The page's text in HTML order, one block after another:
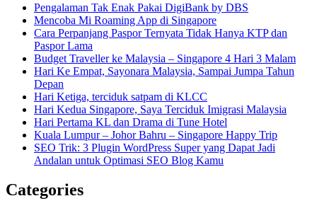
Pengalaman Tak Enak Pakai DigiBank by DBS
Mencoba Mi Roaming App di Singapore
Cara Perpanjang Paspor Ternyata Tidak Hanya KTP dan
Paspor Lama
Budget Traveller ke Malaysia – Singapore 4 Hari 3 Malam
Hari Ke Empat, Sayonara Malaysia, Sampai Jumpa Tahun
Depan
Hari Ketiga, terciduk satpam di KLCC
Hari Kedua Singapore, Saya Terciduk Imigrasi Malaysia
Hari Pertama KL dan Drama di Tune Hotel
Kuala Lumpur – Johor Bahru – Singapore Happy Trip
SEO Trik: 3 Plugin WordPress Super yang Dapat Jadi
Andalan untuk Optimasi SEO Blog Kamu
Categories